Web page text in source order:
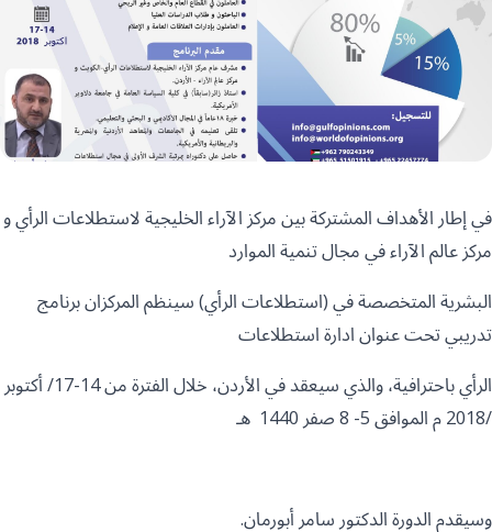
في إطار الأهداف المشتركة بين مركز الآراء الخليجية لاستطلاعات الرأي و
مركز عالم الآراء في مجال تنمية الموارد
البشرية المتخصصة في (استطلاعات الرأي) سينظم المركزان برنامج
تدريبي تحت عنوان ادارة استطلاعات
الرأي باحترافية، والذي سيعقد في الأردن، خلال الفترة من 14-17/ أكتوبر
/2018 م الموافق 5- 8 صفر 1440 هـ
وسيقدم الدورة الدكتور سامر أبورمان.